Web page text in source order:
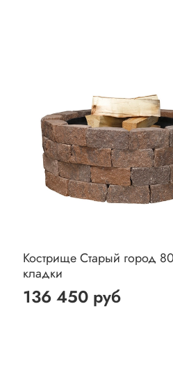
Кострище Старый город
кладки
136 450 руб